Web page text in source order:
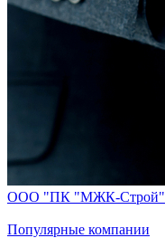
ООО "ПК "МЖК-Строй"
Популярные компании